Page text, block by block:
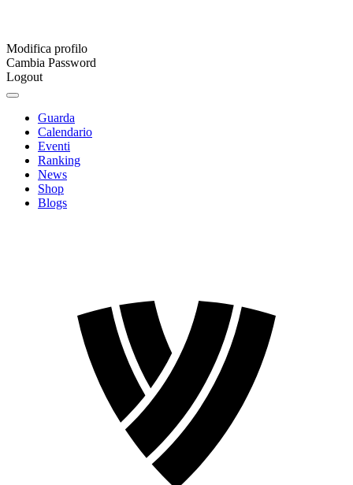
Modifica profilo
Cambia Password
Logout
Guarda
Calendario
Eventi
Ranking
News
Shop
Blogs